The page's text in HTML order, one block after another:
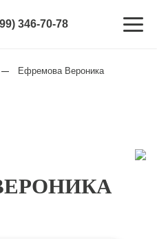
346-70-78
— Ефремова Вероника